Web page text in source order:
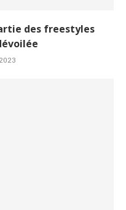
des freestyles